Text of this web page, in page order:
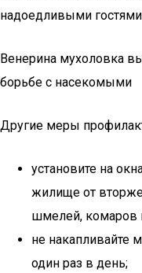
надоедливыми
Венерина мухоловка
борьбе с насекомыми
Другие меры
установите на
жилище от
шмелей, комаров
не накапливайте
один раз в день;